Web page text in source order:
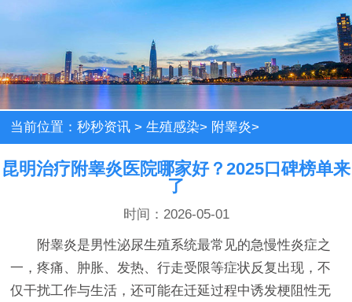
当前位置：秒秒资讯 >生殖感染> 附睾炎>
昆明治疗附睾炎医院哪家好？2025口碑榜单来
了
时间：2026-05-01
附睾炎是男性泌尿生殖系统最常见的急慢性炎症之
一，疼痛、肿胀、发热、行走受限等症状反复出现，不
仅干扰工作与生活，还可能在迁延过程中诱发梗阻性无